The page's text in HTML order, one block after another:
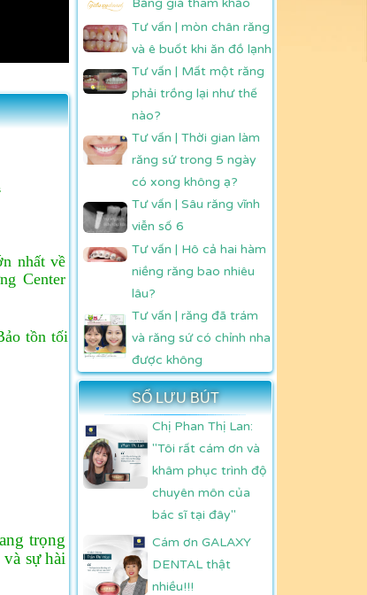
nhất về
Center
tồn tối
trọng
sự hài
Tư vấn | mòn chân răng
và ê buốt khi ăn đồ lạnh
Tư vấn | Mất một răng
phải trồng lại như thế
nào?
Tư vấn | Thời gian làm
răng sứ trong 5 ngày
có xong không ạ?
Tư vấn | Sâu răng vĩnh
viễn số 6
Tư vấn | Hô cả hai hàm
niềng răng bao nhiêu
lâu?
Tư vấn | răng đã trám
và răng sứ có chỉnh nha
được không
SỔ LƯU BÚT
Chị Phan Thị Lan:
"Tôi rất cám ơn và
khâm phục trình độ
chuyên môn của
bác sĩ tại đây"
Cám ơn GALAXY
DENTAL thật
nhiều!!!